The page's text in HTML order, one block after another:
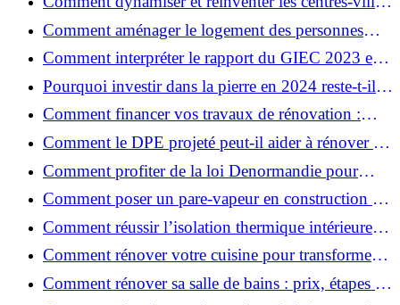
avec Action Cœur de Ville ?
Comment aménager le logement des personnes
âgées et obtenir des aides financières ?
Comment interpréter le rapport du GIEC 2023 et
en retenir l'essentiel ?
Pourquoi investir dans la pierre en 2024 reste-t-il
un choix sûr ?
Comment financer vos travaux de rénovation :
aides, prêts et solutions pratiques ?
Comment le DPE projeté peut-il aider à rénover et
valoriser votre bien ?
Comment profiter de la loi Denormandie pour
investir dans l'ancien et défiscaliser ?
Comment poser un pare-vapeur en construction et
rénovation : rôle et erreurs à éviter?
Comment réussir l’isolation thermique intérieure
pour une maison économe en énergie ?
Comment rénover votre cuisine pour transformer
votre espace de vie ?
Comment rénover sa salle de bains : prix, étapes et